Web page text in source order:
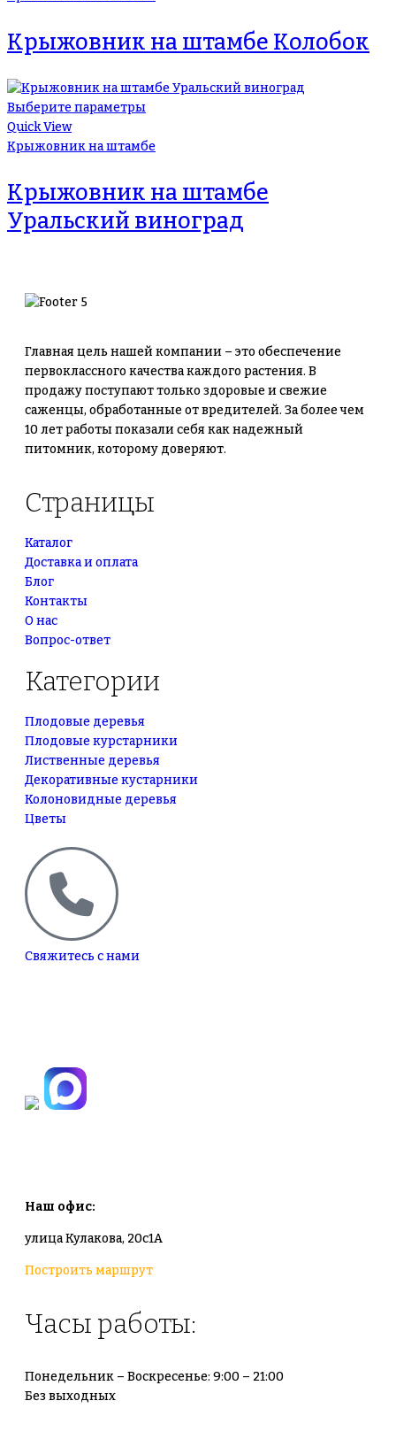
Крыжовник на штамбе Колобок
Выберите параметры
Quick View
Крыжовник на штамбе
Крыжовник на штамбе
Уральский виноград
Главная цель нашей компании – это обеспечение
первоклассного качества каждого растения. В
продажу поступают только здоровые и свежие
саженцы, обработанные от вредителей. За более чем
10 лет работы показали себя как надежный
питомник, которому доверяют.
Страницы
Каталог
Доставка и оплата
Блог
Контакты
О нас
Вопрос-ответ
Категории
Плодовые деревья
Плодовые курстарники
Лиственные деревья
Декоративные кустарники
Колоновидные деревья
Цветы
Свяжитесь с нами
Наш офис:
улица Кулакова, 20с1А
Построить маршрут
Часы работы:
Понедельник – Воскресенье: 9:00 – 21:00
Без выходных